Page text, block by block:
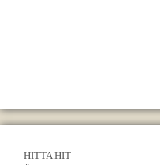
HITTA HIT